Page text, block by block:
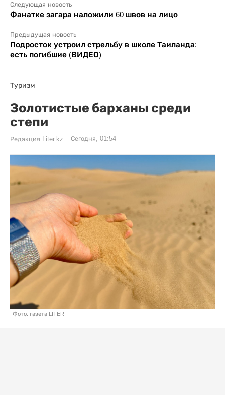
Следующая новость
Фанатке загара наложили 60 швов на лицо
Предыдущая новость
Подросток устроил стрельбу в школе Таиланда:
есть погибшие (ВИДЕО)
Туризм
Золотистые барханы среди
степи
Редакция Liter.kz Сегодня, 01:54
Фото: газета LITER